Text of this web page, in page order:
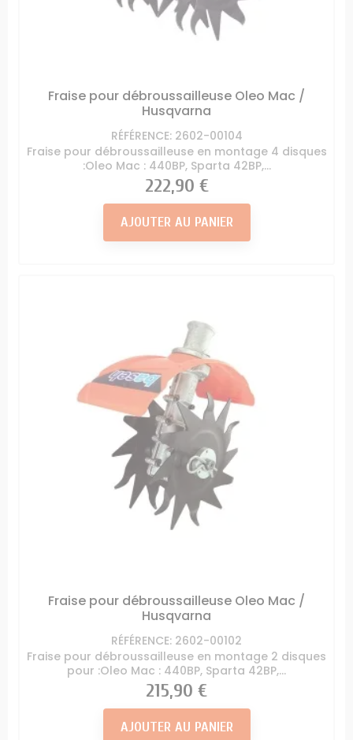
Fraise pour débroussailleuse Oleo Mac /
Husqvarna
RÉFÉRENCE: 2602-00104
Fraise pour débroussailleuse en montage 4 disques
:Oleo Mac : 440BP, Sparta 42BP,...
Prix
222,90 €
AJOUTER AU PANIER
Fraise pour débroussailleuse Oleo Mac /
Husqvarna
RÉFÉRENCE: 2602-00102
Fraise pour débroussailleuse en montage 2 disques
pour :Oleo Mac : 440BP, Sparta 42BP,...
Prix
215,90 €
AJOUTER AU PANIER